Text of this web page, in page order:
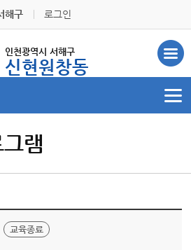
해구 로그인
인천광역시 서해구
신현원창동
램
교육종료